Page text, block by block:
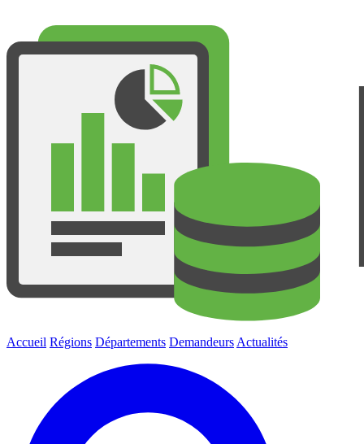
Accueil Régions Départements Demandeurs Actualités